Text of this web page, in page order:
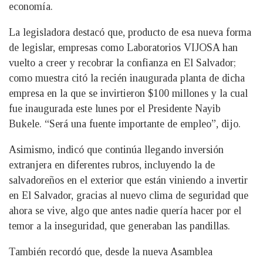
economía.
La legisladora destacó que, producto de esa nueva forma
de legislar, empresas como Laboratorios VIJOSA han
vuelto a creer y recobrar la confianza en El Salvador;
como muestra citó la recién inaugurada planta de dicha
empresa en la que se invirtieron $100 millones y la cual
fue inaugurada este lunes por el Presidente Nayib
Bukele. “Será una fuente importante de empleo”, dijo.
Asimismo, indicó que continúa llegando inversión
extranjera en diferentes rubros, incluyendo la de
salvadoreños en el exterior que están viniendo a invertir
en El Salvador, gracias al nuevo clima de seguridad que
ahora se vive, algo que antes nadie quería hacer por el
temor a la inseguridad, que generaban las pandillas.
También recordó que, desde la nueva Asamblea